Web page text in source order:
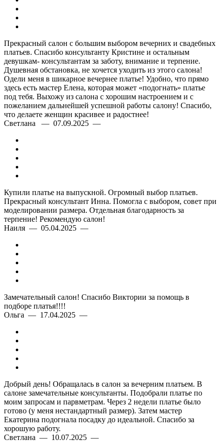
Прекрасный салон с большим выбором вечерних и свадебных
платьев. Спасибо консультанту Кристине и остальным
девушкам- консультантам за заботу, внимание и терпение.
Душевная обстановка, не хочется уходить из этого салона!
Одели меня в шикарное вечернее платье! Удобно, что прямо
здесь есть мастер Елена, которая может «подогнать» платье
под тебя. Выхожу из салона с хорошим настроением и с
пожеланием дальнейшей успешной работы салону! Спасибо,
что делаете женщин красивее и радостнее!
Светлана — 07.09.2025 —
Купили платье на выпускной. Огромный выбор платьев.
Прекрасный консультант Инна. Помогла с выбором, совет при
моделировании размера. Отдельная благодарность за
терпение! Рекомендую салон!
Наиля — 05.04.2025 —
Замечательный салон! Спасибо Виктории за помощь в
подборе платья!!!!
Ольга — 17.04.2025 —
Добрый день! Обращалась в салон за вечерним платьем. В
салоне замечательные консультанты. Подобрали платье по
моим запросам и парвметрам. Через 2 недели платье было
готово (у меня нестандартный размер). Затем мастер
Екатерина подогнала посадку до идеальной. Спасибо за
хорошую работу.
Светлана — 10.07.2025 —